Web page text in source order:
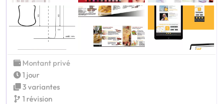
Montant privé
1 jour
3 variantes
1 révision